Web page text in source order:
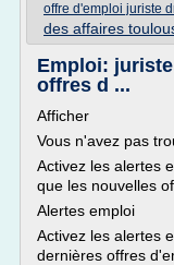
offre d'emploi juriste
des affaires
Emploi:
offres d ...
Afficher
Vous n'avez pas
Activez les alertes
que les nouvelles
Alertes emploi
Activez les alertes
dernières offres